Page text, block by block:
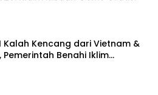
Kalah Kencang dari Vietnam &
Pemerintah Benahi Iklim